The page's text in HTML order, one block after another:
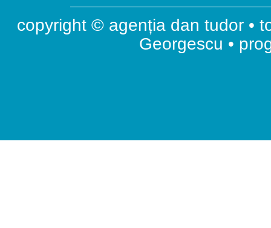
copyright © agenția dan tudor •
Georgescu •